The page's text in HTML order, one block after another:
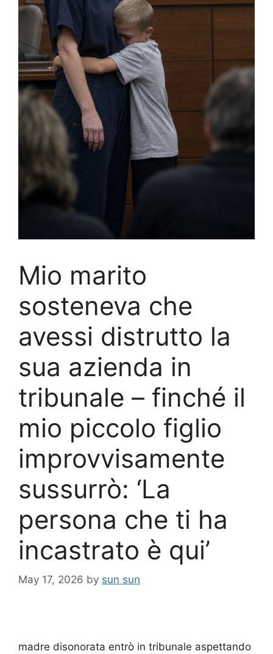
Mio marito
sosteneva che
avessi distrutto la
sua azienda in
tribunale – finché il
mio piccolo figlio
improvvisamente
sussurrò: ‘La
persona che ti ha
incastrato è qui’
May 17, 2026 by sun sun
madre disonorata entrò in tribunale aspettando